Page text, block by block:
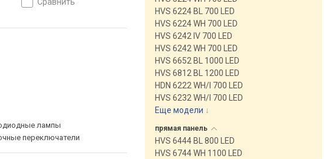
сравнить
лампы
переключатели
HVS 6224 BL 700 LED
HVS 6224 WH 700 LED
HVS 6242 IV 700 LED
HVS 6242 WH 700 LED
HVS 6652 BL 1000 LED
HVS 6812 BL 1200 LED
HDN 6222 WH/I 700 LED
HVS 6232 WH/I 700 LED
Еще модели ↓
прямая панель
HVS 6444 BL 800 LED
HVS 6744 WH 1100 LED